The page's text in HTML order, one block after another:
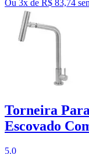
Ou 3x de R$ 83,74
Torneira
Escovado
5.0